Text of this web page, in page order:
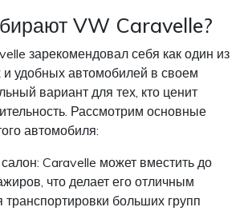
VW Caravelle?
зарекомендовал себя как один из
удобных автомобилей в своем
вариант для тех, кто ценит
Рассмотрим основные
автомобиля:
Caravelle может вместить до
что делает его отличным
больших групп